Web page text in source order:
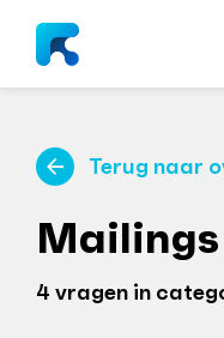
Terug naar
Mailings
4 vragen in